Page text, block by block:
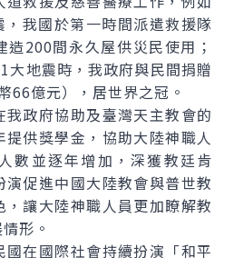
我國於第一時間派遣救援隊
200間永久屋供災民使用；
大地震時，我政府與民間捐贈
66億元），居世界之冠。
政府協助及臺灣天主教會的
供獎學金，協助大陸神職人
數並逐年增加，深獲教廷肯
促進中國大陸教會與普世教
讓大陸神職人員更加瞭解教
形。
在國際社會持續扮演「和平